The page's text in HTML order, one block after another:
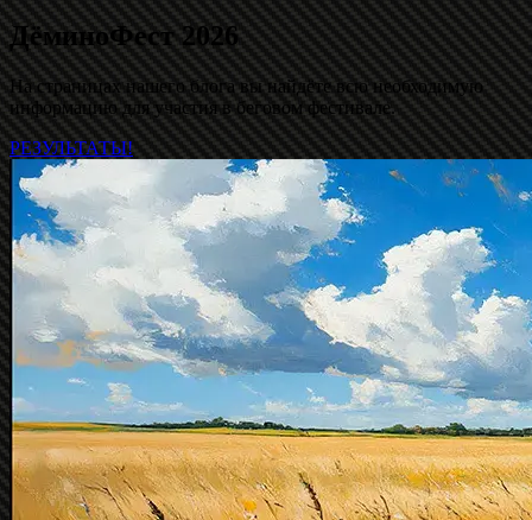
ДёминоФест 2026
На страницах нашего блога вы найдёте всю необходимую
информацию для участия в беговом фестивале.
РЕЗУЛЬТАТЫ!